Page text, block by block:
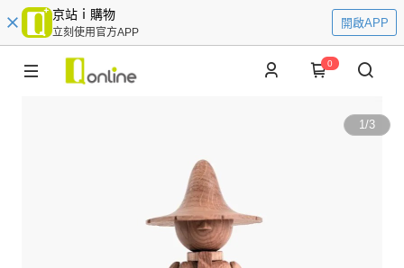
京站ｉ購物
立刻使用官方APP
開啟APP
0
1/3